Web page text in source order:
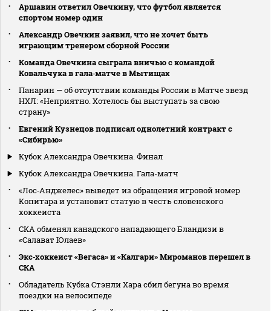
Аршавин ответил Овечкину, что футбол является
спортом номер один
Александр Овечкин заявил, что не хочет быть
играющим тренером сборной России
Команда Овечкина сыграла вничью с командой
Ковальчука в гала‑матче в Мытищах
Панарин — об отсутствии команды России в Матче звезд
НХЛ: «Неприятно. Хотелось бы выступать за свою
страну»
Евгений Кузнецов подписал однолетний контракт с
«Сибирью»
Кубок Александра Овечкина. Финал
Кубок Александра Овечкина. Гала-матч
«Лос‑Анджелес» выведет из обращения игровой номер
Копитара и установит статую в честь словенского
хоккеиста
СКА обменял канадского нападающего Бландизи в
«Салават Юлаев»
Экс‑хоккеист «Вегаса» и «Калгари» Мироманов перешел в
СКА
Обладатель Кубка Стэнли Хара сбил бегуна во время
поездки на велосипеде